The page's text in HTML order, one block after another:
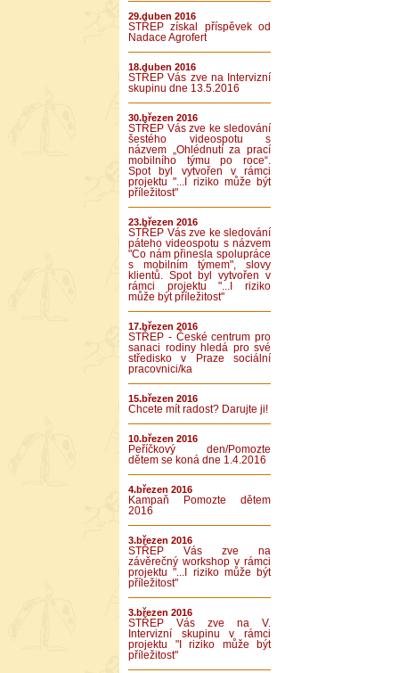
29.duben 2016
STŘEP získal příspěvek od
Nadace Agrofert
18.duben 2016
STŘEP Vás zve na Intervizní
skupinu dne 13.5.2016
30.březen 2016
STŘEP Vás zve ke sledování
šestého videospotu s
názvem „Ohlédnutí za prací
mobilního týmu po roce“.
Spot byl vytvořen v rámci
projektu "...I riziko může být
příležitost"
23.březen 2016
STŘEP Vás zve ke sledování
páteho videospotu s názvem
"Co nám přinesla spolupráce
s mobilním týmem", slovy
klientů. Spot byl vytvořen v
rámci projektu "...I riziko
může být příležitost"
17.březen 2016
STŘEP - České centrum pro
sanaci rodiny hledá pro své
středisko v Praze sociální
pracovnici/ka
15.březen 2016
Chcete mít radost? Darujte ji!
10.březen 2016
Peříčkový den/Pomozte
dětem se koná dne 1.4.2016
4.březen 2016
Kampaň Pomozte dětem
2016
3.březen 2016
STŘEP Vás zve na
závěrečný workshop v rámci
projektu "...I riziko může být
příležitost"
3.březen 2016
STŘEP Vás zve na V.
Intervizní skupinu v rámci
projektu "I riziko může být
příležitost"